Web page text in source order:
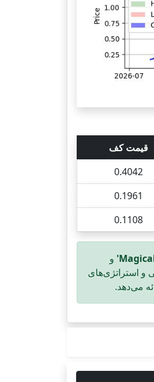
قیمت کف
0.4042
0.1961
0.1108
و
و استراتژی‌های
می‌دهد.